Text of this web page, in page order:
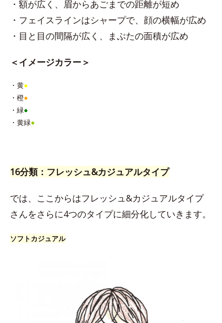
・額が広く、眉からあごまでの距離が短め
・フェイスラインはシャープで、顔の横幅が広め
・目と目の間隔が広く、まぶたの面積が広め
＜イメージカラー＞
・黄●
・橙●
・緑●
・黄緑●
16分類：フレッシュ&カジュアルタイプ
では、ここからはフレッシュ&カジュアルタイプ
さんをさらに4つのタイプに細分化していきます。
ソフトカジュアル